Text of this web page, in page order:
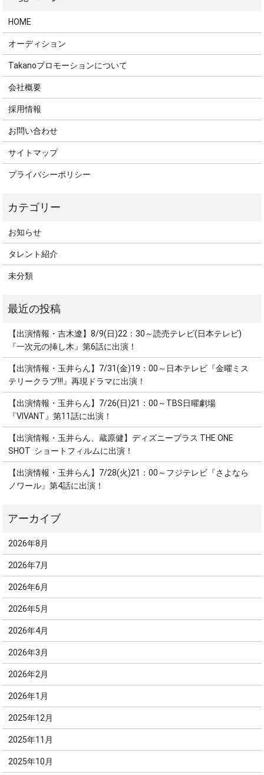
HOME
オーディション
Takanoプロモーションについて
会社概要
採用情報
お問い合わせ
サイトマップ
プライバシーポリシー
お知らせ
タレント紹介
未分類
【出演情報・吉木遼】8/9(日)22：30～読売テレビ(日本テレビ)
『一次元の挿し木』第6話に出演！
【出演情報・玉井らん】7/31(金)19：00～日本テレビ『金曜ミス
テリークラブ!!!』再現ドラマに出演！
【出演情報・玉井らん】7/26(日)21：00～TBS日曜劇場
『VIVANT』第11話に出演！
【出演情報・玉井らん、蔵原健】ディズニープラス THE ONE
SHOT ショートフィルムに出演！
【出演情報・玉井らん】7/28(火)21：00～フジテレビ『さよなら
ノワール』第4話に出演！
2026年8月
2026年7月
2026年6月
2026年5月
2026年4月
2026年3月
2026年2月
2026年1月
2025年12月
2025年11月
2025年10月